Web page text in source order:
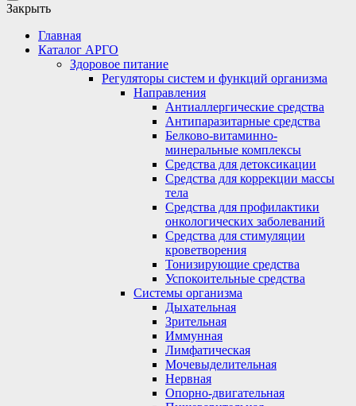
Закрыть
Главная
Каталог АРГО
Здоровое питание
Регуляторы систем и функций организма
Направления
Антиаллергические средства
Антипаразитарные средства
Белково-витаминно-
минеральные комплексы
Средства для детоксикации
Средства для коррекции массы
тела
Средства для профилактики
онкологических заболеваний
Средства для стимуляции
кроветворения
Тонизирующие средства
Успокоительные средства
Системы организма
Дыхательная
Зрительная
Иммунная
Лимфатическая
Мочевыделительная
Нервная
Опорно-двигательная